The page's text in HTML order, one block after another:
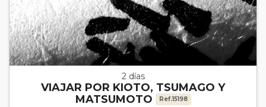
2 días
VIAJAR POR KIOTO, TSUMAGO Y
MATSUMOTO
Ref.15198